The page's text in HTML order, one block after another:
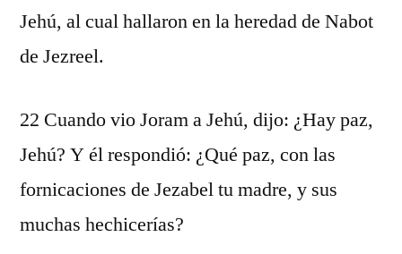
Jehú, al cual hallaron en la heredad de Nabot
de Jezreel.
22 Cuando vio Joram a Jehú, dijo: ¿Hay paz,
Jehú? Y él respondió: ¿Qué paz, con las
fornicaciones de Jezabel tu madre, y sus
muchas hechicerías?